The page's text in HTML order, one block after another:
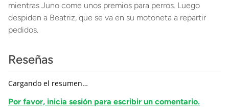
mientras Juno come unos premios para perros. Luego
despiden a Beatriz, que se va en su motoneta a repartir
pedidos.
Reseñas
Cargando el resumen…
Por favor, inicia sesión para escribir un comentario.